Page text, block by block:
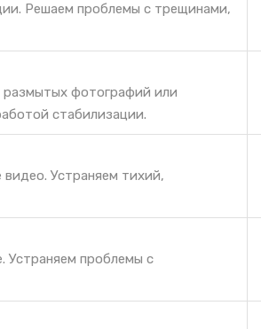
Решаем проблемы с трещинами,
размытых фотографий или
стабилизации.
видео. Устраняем тихий,
Устраняем проблемы с